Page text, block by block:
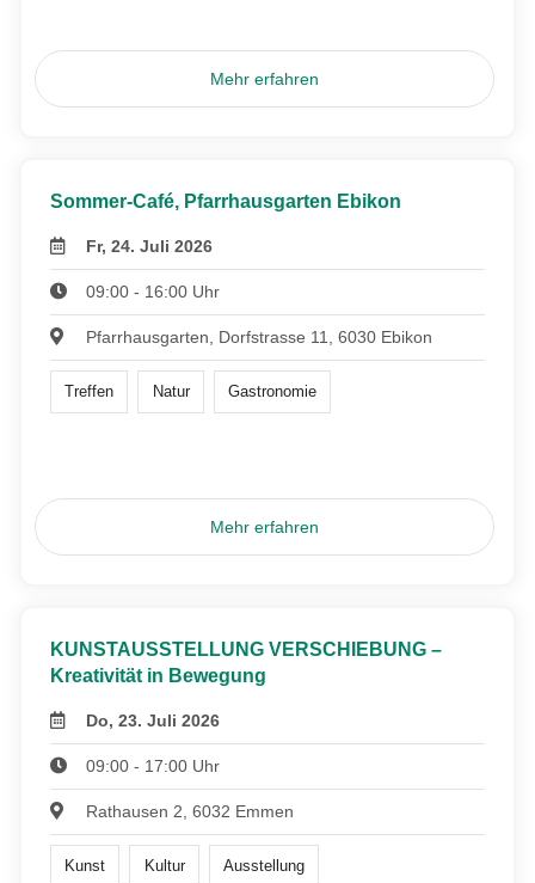
Mehr erfahren
Sommer-Café, Pfarrhausgarten Ebikon
Fr, 24. Juli 2026
09:00 - 16:00 Uhr
Pfarrhausgarten, Dorfstrasse 11, 6030 Ebikon
Treffen Natur Gastronomie
Mehr erfahren
KUNSTAUSSTELLUNG VERSCHIEBUNG –
Kreativität in Bewegung
Do, 23. Juli 2026
09:00 - 17:00 Uhr
Rathausen 2, 6032 Emmen
Kunst Kultur Ausstellung